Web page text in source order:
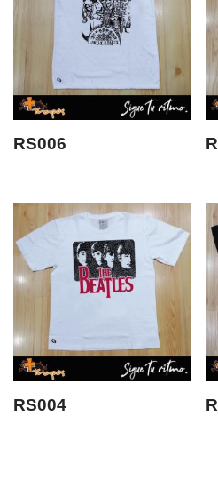
RS006
RS004